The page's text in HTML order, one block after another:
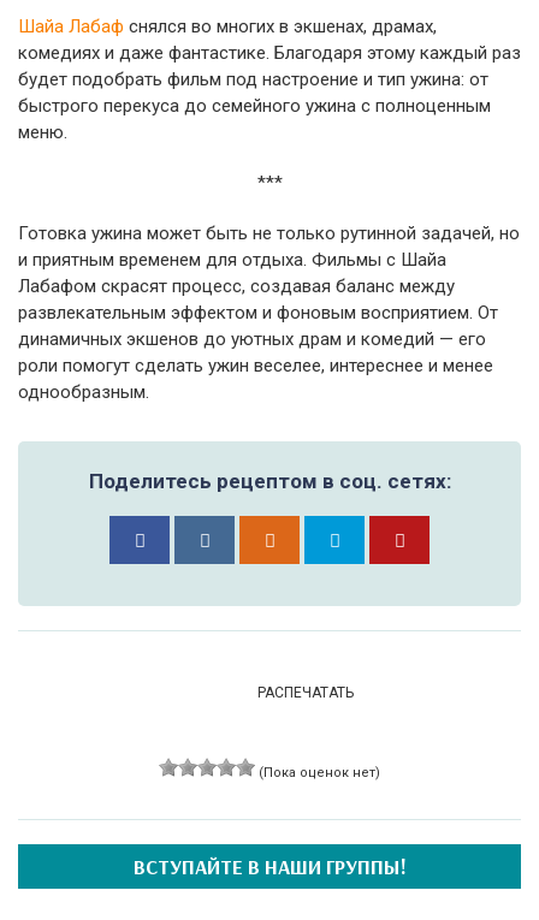
Шайа Лабаф снялся во многих в экшенах, драмах,
комедиях и даже фантастике. Благодаря этому каждый раз
будет подобрать фильм под настроение и тип ужина: от
быстрого перекуса до семейного ужина с полноценным
меню.
***
Готовка ужина может быть не только рутинной задачей, но
и приятным временем для отдыха. Фильмы с Шайа
Лабафом скрасят процесс, создавая баланс между
развлекательным эффектом и фоновым восприятием. От
динамичных экшенов до уютных драм и комедий — его
роли помогут сделать ужин веселее, интереснее и менее
однообразным.
Поделитесь рецептом в соц. сетях:
РАСПЕЧАТАТЬ
(Пока оценок нет)
ВСТУПАЙТЕ В НАШИ ГРУППЫ!